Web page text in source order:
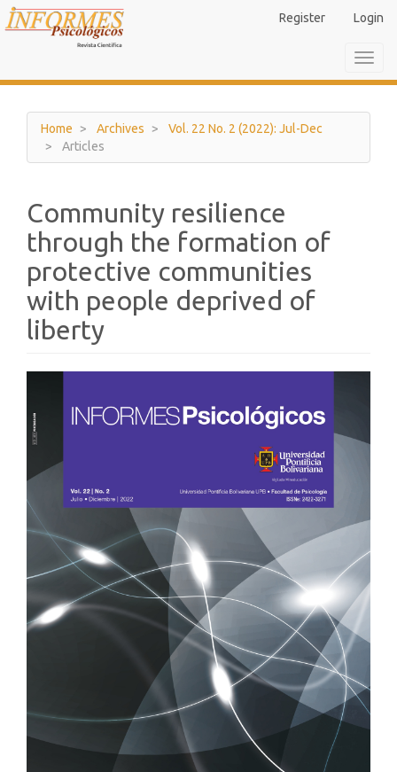
Main
Navigation
Sidebar
Register Login
Home Archives
Vol. 22 No. 2 (2022): Jul-Dec
Articles
Community resilience
through the formation of
protective communities
with people deprived of
liberty
Sidebar